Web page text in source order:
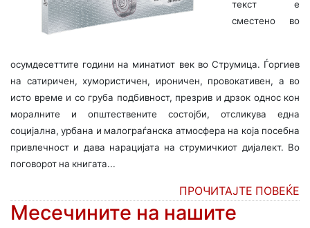
текст е
сместено во
осумдесеттите години на минатиот век во Струмица. Ѓоргиев
на сатиричен, хумористичен, ироничен, провокативен, а во
исто време и со груба подбивност, презрив и дрзок однос кон
моралните и општествените состојби, отсликува една
социјална, урбана и малограѓанска атмосфера на која посебна
привлечност и дава нарацијата на струмичкиот дијалект. Во
поговорот на книгата...
ПРОЧИТАЈТЕ ПОВЕЌЕ
Месечините на нашите